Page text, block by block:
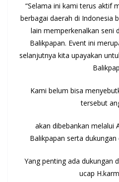
“Selama ini kami terus aktif
berbagai daerah di Indonesia
lain memperkenalkan seni
Balikpapan. Event ini
selanjutnya kita upayakan
Kami belum bisa
tersebut
akan dibebankan melalui
Balikpapan serta
Yang penting ada dukungan
ucap